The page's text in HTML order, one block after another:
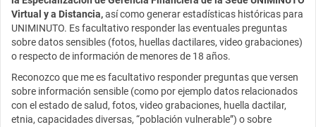
Virtual y a Distancia,así como generar estadísticas históricas para
UNIMINUTO. Es facultativo responder las eventuales preguntas
sobre datos sensibles (fotos, huellas dactilares, video grabaciones)
o respecto de información de menores de 18 años.
Reconozco que me es facultativo responder preguntas que versen
sobre información sensible (como por ejemplo datos relacionados
con el estado de salud, fotos, video grabaciones, huella dactilar,
etnia, capacidades diversas, “población vulnerable”) o sobre